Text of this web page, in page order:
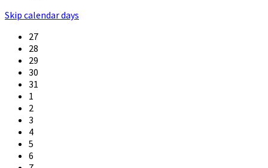
Skip calendar days
27
28
29
30
31
1
2
3
4
5
6